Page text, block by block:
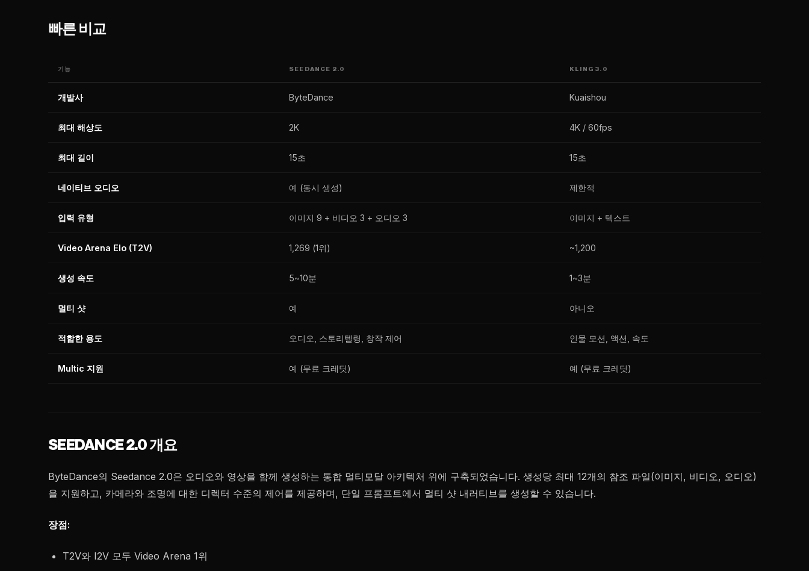
빠른 비교
기능 SEEDANCE 2.0 KLING 3.0
개발사 ByteDance Kuaishou
최대 해상도 2K 4K / 60fps
최대 길이 15초 15초
네이티브 오디오 예 (동시 생성) 제한적
입력 유형 이미지 9 + 비디오 3 + 오디오 3 이미지 + 텍스트
Video Arena Elo (T2V) 1,269 (1위) ~1,200
생성 속도 5~10분 1~3분
멀티 샷 예 아니오
적합한 용도 오디오, 스토리텔링, 창작 제어 인물 모션, 액션, 속도
Multic 지원 예 (무료 크레딧) 예 (무료 크레딧)
SEEDANCE 2.0 개요
ByteDance의 Seedance 2.0은 오디오와 영상을 함께 생성하는 통합 멀티모달 아키텍처 위에 구축되었습니다. 생성당 최대 12개의 참조 파일(이미지, 비디오, 오디오)
을 지원하고, 카메라와 조명에 대한 디렉터 수준의 제어를 제공하며, 단일 프롬프트에서 멀티 샷 내러티브를 생성할 수 있습니다.
장점:
T2V와 I2V 모두 Video Arena 1위